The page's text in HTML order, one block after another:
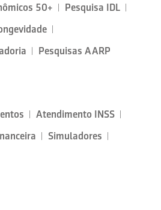
50+
Pesquisa IDL
Pesquisas AARP
Atendimento INSS
Simuladores